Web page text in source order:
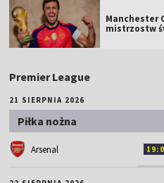
Manchester
mistrzostw
Premier League
21 SIERPNIA 2026
Piłka nożna
Arsenal